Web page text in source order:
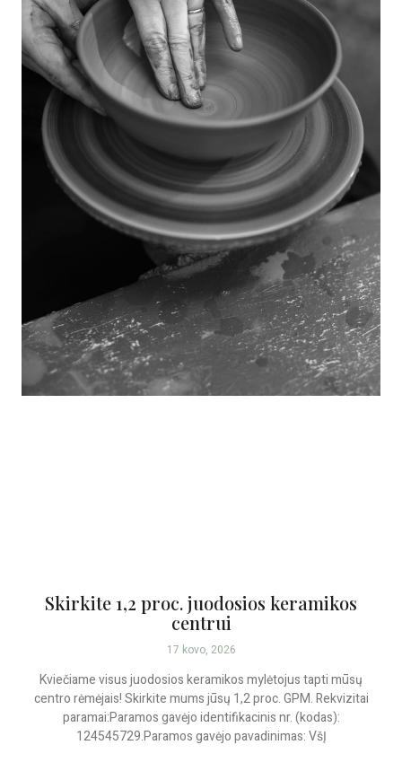
Skirkite 1,2 proc. juodosios keramikos
centrui
17 kovo, 2026
Kviečiame visus juodosios keramikos mylėtojus tapti mūsų
centro rėmėjais! Skirkite mums jūsų 1,2 proc. GPM. Rekvizitai
paramai:Paramos gavėjo identifikacinis nr. (kodas):
124545729.Paramos gavėjo pavadinimas: VšĮ